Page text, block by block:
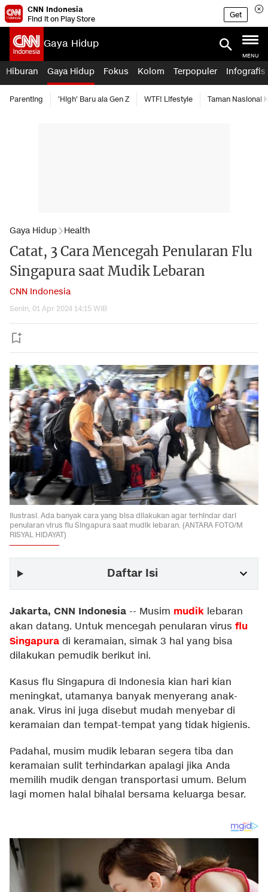
CNN Indonesia
Find it on Play Store
Get
Gaya Hidup
MENU
Hiburan Gaya Hidup Fokus Kolom Terpopuler Infografis
Parenting 'High' Baru ala Gen Z WTF! Lifestyle Taman Nasional
Gaya Hidup Health
Catat, 3 Cara Mencegah Penularan Flu
Singapura saat Mudik Lebaran
CNN Indonesia
Senin, 01 Apr 2024 14:15 WIB
Ilustrasi. Ada banyak cara yang bisa dilakukan agar terhindar dari
penularan virus flu Singapura saat mudik lebaran. (ANTARA FOTO/M
RISYAL HIDAYAT)
Daftar Isi
Jakarta, CNN Indonesia -- Musim mudik lebaran
akan datang. Untuk mencegah penularan virus flu
Singapura di keramaian, simak 3 hal yang bisa
dilakukan pemudik berikut ini.
Kasus flu Singapura di Indonesia kian hari kian
meningkat, utamanya banyak menyerang anak-
anak. Virus ini juga disebut mudah menyebar di
keramaian dan tempat-tempat yang tidak higienis.
Padahal, musim mudik lebaran segera tiba dan
keramaian sulit terhindarkan apalagi jika Anda
memilih mudik dengan transportasi umum. Belum
lagi momen halal bihalal bersama keluarga besar.